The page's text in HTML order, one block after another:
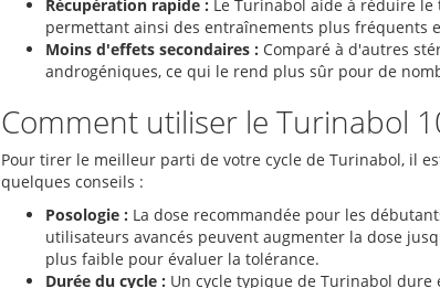
Récupération rapide : Le Turinabol aide à réduire
permettant ainsi des entraînements plus fréquents
Moins d'effets secondaires : Comparé à d'autres
androgéniques, ce qui le rend plus sûr pour de
Comment utiliser le Turinabol
Pour tirer le meilleur parti de votre cycle de Turinabol, il
quelques conseils :
Posologie : La dose recommandée pour les
utilisateurs avancés peuvent augmenter la dose
plus faible pour évaluer la tolérance.
Durée du cycle : Un cycle typique de Turinabol